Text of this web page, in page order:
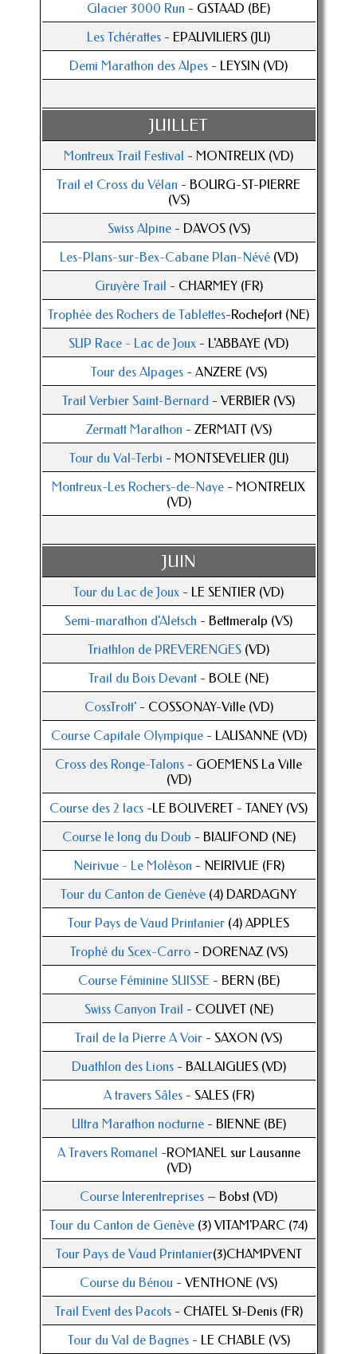
Glacier 3000 Run - GSTAAD (BE)
Les Tchérattes - EPAUVILIERS (JU)
Demi Marathon des Alpes - LEYSIN (VD)
JUILLET
Montreux Trail Festival - MONTREUX (VD)
Trail et Cross du Vélan - BOURG-ST-PIERRE
(VS)
Swiss Alpine- DAVOS (VS)
Les-Plans-sur-Bex-Cabane Plan-Névé(VD)
Gruyère Trail - CHARMEY (FR)
Trophée des Rochers de Tablettes-Rochefort (NE)
SUP Race - Lac de Joux - L'ABBAYE (VD)
Tour des Alpages- ANZERE (VS)
Trail Verbier Saint-Bernard - VERBIER (VS)
Zermatt Marathon - ZERMATT (VS)
Tour du Val-Terbi - MONTSEVELIER (JU)
Montreux-Les Rochers-de-Naye - MONTREUX
(VD)
JUIN
Tour du Lac de Joux - LE SENTIER (VD)
Semi-marathon d'Aletsch - Bettmeralp (VS)
Triathlon de PREVERENGES (VD)
Trail du Bois Devant - BOLE (NE)
CossTrott'- COSSONAY-Ville (VD)
Course Capitale Olympique- LAUSANNE (VD)
Cross des Ronge-Talons - GOEMENS La Ville
(VD)
Course des 2 lacs -LE BOUVERET - TANEY (VS)
Course le long du Doub - BIAUFOND (NE)
Neirivue - Le Molèson - NEIRIVUE (FR)
Tour du Canton de Genève (4) DARDAGNY
Tour Pays de Vaud Printanier (4) APPLES
Trophé du Scex-Carro- DORENAZ (VS)
Course Féminine SUISSE - BERN (BE)
Swiss Canyon Trail - COUVET (NE)
Trail de la Pierre A Voir - SAXON (VS)
Duathlon des Lions- BALLAIGUES (VD)
A travers Sâles- SALES (FR)
Ultra Marathon nocturne - BIENNE (BE)
A Travers Romanel -ROMANEL sur Lausanne
(VD)
Course Interentreprises – Bobst (VD)
Tour du Canton de Genève (3) VITAM'PARC (74)
Tour Pays de Vaud Printanier(3)CHAMPVENT
Course du Bénou - VENTHONE (VS)
Trail Event des Pacots- CHATEL St-Denis (FR)
Tour du Val de Bagnes- LE CHABLE (VS)